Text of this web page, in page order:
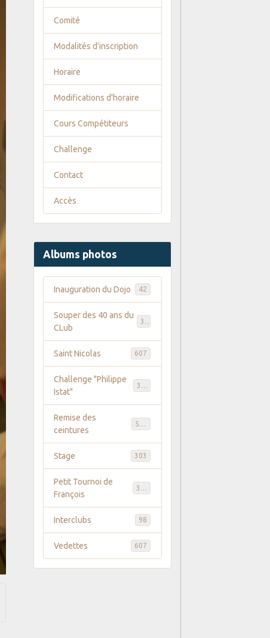
Comité
Modalités d'inscription
Horaire
Modifications d'horaire
Cours Compétiteurs
Challenge
Contact
Accès
Albums photos
Inauguration du Dojo 42
Souper des 40 ans du
CLub
Saint Nicolas 607
Challenge "Philippe
Istat"
Remise des
ceintures
Stage 303
Petit Tournoi de
François
Interclubs 98
Vedettes 607